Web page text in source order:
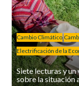
Cambio Climático
Electrificación de la
Siete lecturas y
sobre la situación